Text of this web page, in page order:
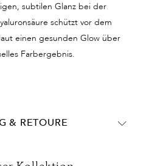
subtilen Glanz bei der
schützt vor dem
einen gesunden Glow über
Farbergebnis.
& RETOURE